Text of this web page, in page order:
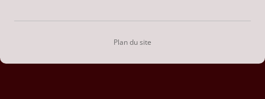
Plan du site